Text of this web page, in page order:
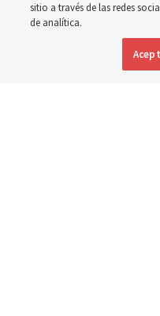
Se ha reconfigurado el
han conservado varios
realizado otros cambios
sitio a través de las redes
de analítica.